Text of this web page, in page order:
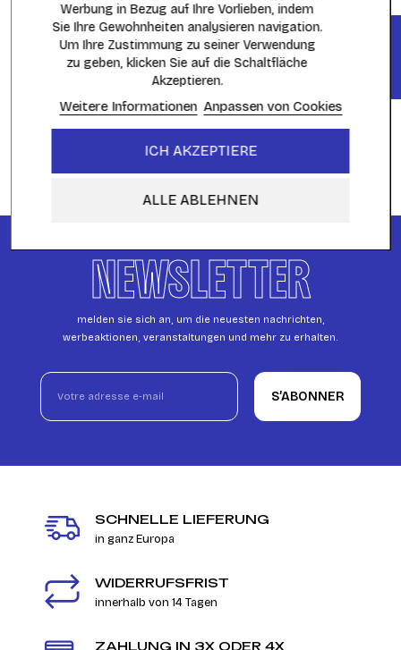
Showing 1 - 10 of 10 items
Sortiert nach: WAS IST NEU 
NEWSLETTER
melden sie sich an, um die neuesten nachrichten,
werbeaktionen, veranstaltungen und mehr zu erhalten.
S’ABONNER
SCHNELLE LIEFERUNG
in ganz Europa
WIDERRUFSFRIST
innerhalb von 14 Tagen
ZAHLUNG IN 3X ODER 4X
Werbung in Bezug auf Ihre Vorlieben, indem
Sie Ihre Gewohnheiten analysieren navigation.
Um Ihre Zustimmung zu seiner Verwendung
zu geben, klicken Sie auf die Schaltfläche
Akzeptieren.
Weitere Informationen Anpassen von Cookies
ALLE ABLEHNEN
ICH AKZEPTIERE